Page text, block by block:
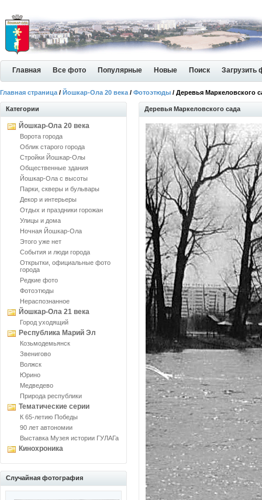
Главная Все фото Популярные Новые Поиск Загрузить
Главная страница / Йошкар-Ола 20 века / Фотоэтюды / Деревья Маркеловского
Категории
Йошкар-Ола 20 века
Ворота города
Облик старого города
Стройки Йошкар-Олы
Общественные здания
Йошкар-Ола с высоты
Парки, скверы и бульвары
Декор и интерьеры
Отдых и праздники горожан
Улицы и дома
Ночная Йошкар-Ола
Этого уже нет
События и люди города
Открытки, официальные фото
города
Редкие фото
Фотоэтюды
Нераспознанное
Йошкар-Ола 21 века
Город уходящий
Республика Марий Эл
Козьмодемьянск
Звенигово
Волжск
Юрино
Медведево
Природа республики
Тематические серии
К 65-летию Победы
90 лет автономии
Выставка Музея истории ГУЛАГа
Кинохроника
Случайная фотография
Деревья Маркеловского сада